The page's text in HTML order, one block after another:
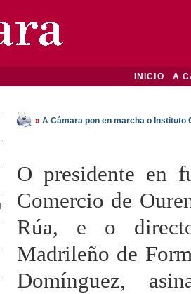
INICIO A
» A Cámara pon en marcha o Instituto
O presidente en
Comercio de
Rúa, e o
Madrileño de
Domínguez,